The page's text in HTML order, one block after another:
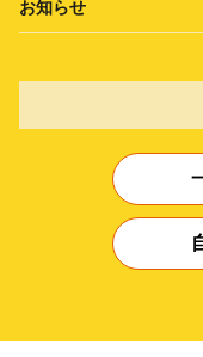
お知らせ